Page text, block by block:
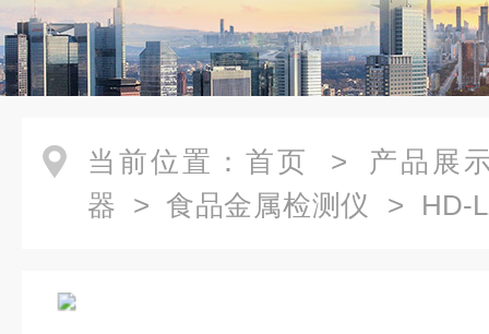
当前位置： 首页 > 产品展
器 > 食品金属检测仪 > HD-